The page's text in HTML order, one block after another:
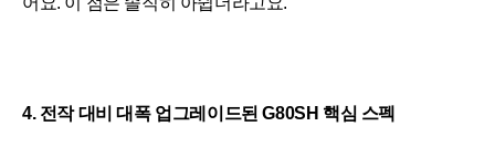
4. 전작 대비 대폭 업그레이드된 G80SH 핵심 스펙